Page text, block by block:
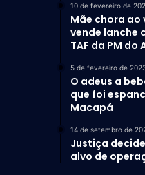
10 de fevereiro de
Mãe chora ao
vende lanche
TAF da PM do
5 de fevereiro de
O adeus a
que foi
Macapá
14 de setembro de
Justiça
alvo de